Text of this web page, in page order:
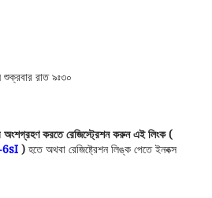
রাত ৯ঃ৩০
অংশগ্রহণ করতে রেজিস্ট্রেশন করুন এই লিংক (
) হতে অথবা রেজিষ্ট্রেশন লিঙ্ক পেতে ইনবক্স